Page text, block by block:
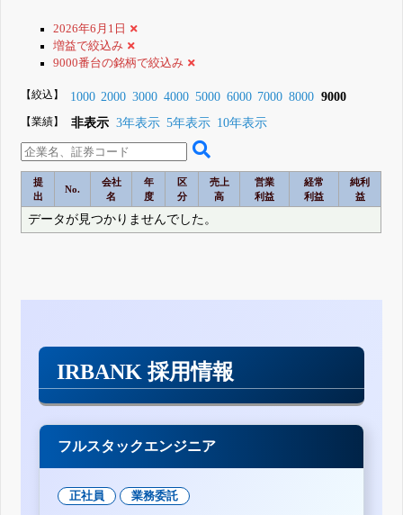
登録すると永久30%OFFと米株版の先行利用も付きます
2026年6月1日
増益で絞込み
9000番台の銘柄で絞込み
【絞込】 1000 2000 3000 4000 5000 6000 7000 8000 9000
【業績】 非表示 3年表示 5年表示 10年表示
提
出
No.
会社
名
年
度
区
分
売上
高
営業
利益
経常
利益
純利
益
データが見つかりませんでした。
IRBANK 採用情報
フルスタックエンジニア
正社員 業務委託